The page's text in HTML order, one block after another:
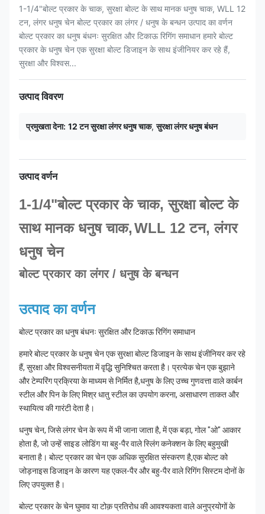
1-1/4"बोल्ट प्रकार के चाक, सुरक्षा बोल्ट के साथ मानक धनुष चाक, WLL 12
टन, लंगर धनुष चेन बोल्ट प्रकार का लंगर / धनुष के बन्धन उत्पाद का वर्णन
बोल्ट प्रकार का धनुष बंधनः सुरक्षित और टिकाऊ रिगिंग समाधान हमारे बोल्ट
प्रकार के धनुष चेन एक सुरक्षा बोल्ट डिजाइन के साथ इंजीनियर कर रहे हैं,
सुरक्षा और विश्वस...
उत्पाद विवरण
प्रमुखता देना: 12 टन सुरक्षा लंगर धनुष चाक,सुरक्षा लंगर धनुष बंधन
उत्पाद वर्णन
1-1/4"बोल्ट प्रकार के चाक, सुरक्षा बोल्ट के
साथ मानक धनुष चाक,WLL 12 टन, लंगर
धनुष चेन
बोल्ट प्रकार का लंगर / धनुष के बन्धन
उत्पाद का वर्णन
बोल्ट प्रकार का धनुष बंधनः सुरक्षित और टिकाऊ रिगिंग समाधान
हमारे बोल्ट प्रकार के धनुष चेन एक सुरक्षा बोल्ट डिजाइन के साथ इंजीनियर कर रहे
हैं, सुरक्षा और विश्वसनीयता में वृद्धि सुनिश्चित करता है। प्रत्येक चेन एक बुझाने
और टेम्परिंग प्रक्रिया के माध्यम से निर्मित है,धनुष के लिए उच्च गुणवत्ता वाले कार्बन
स्टील और पिन के लिए मिश्र धातु स्टील का उपयोग करना, असाधारण ताकत और
स्थायित्व की गारंटी देता है।
धनुष चेन, जिसे लंगर चेन के रूप में भी जाना जाता है, में एक बड़ा, गोल "ओ" आकार
होता है, जो उन्हें साइड लोडिंग या बहु-पैर वाले स्लिंग कनेक्शन के लिए बहुमुखी
बनाता है। बोल्ट प्रकार का चेन एक अधिक सुरक्षित संस्करण है,एक बोल्ट को
जोड़नाइस डिजाइन के कारण यह एकल-पैर और बहु-पैर वाले रिगिंग सिस्टम दोनों के
लिए उपयुक्त है।
बोल्ट प्रकार के चेन घुमाव या टोक़ प्रतिरोध की आवश्यकता वाले अनुप्रयोगों के